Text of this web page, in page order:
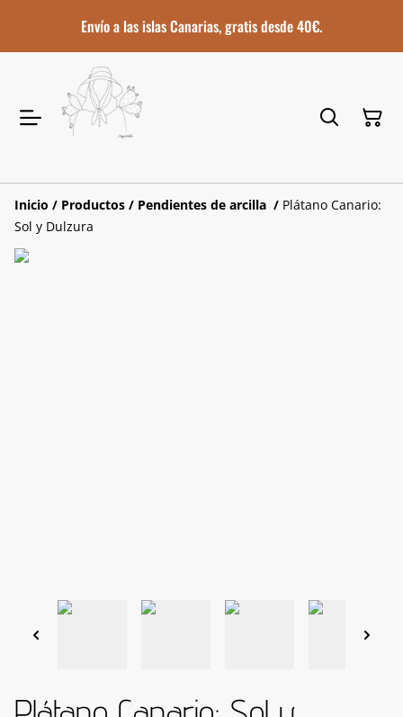
Envío a las islas Canarias, gratis desde 40€.
Inicio / Productos / Pendientes de arcilla / Plátano Canario:
Sol y Dulzura